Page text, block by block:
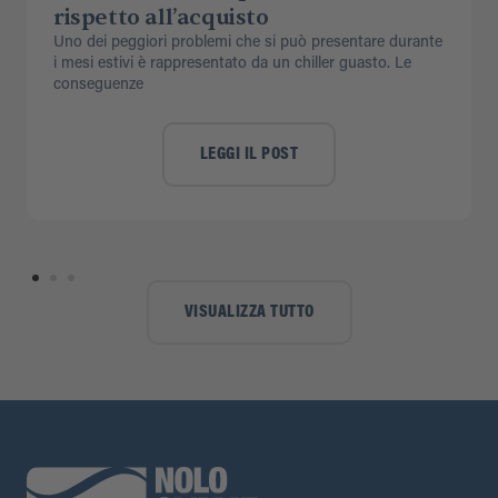
rispetto all’acquisto
Uno dei peggiori problemi che si può presentare durante
i mesi estivi è rappresentato da un chiller guasto. Le
conseguenze
LEGGI IL POST
VISUALIZZA TUTTO